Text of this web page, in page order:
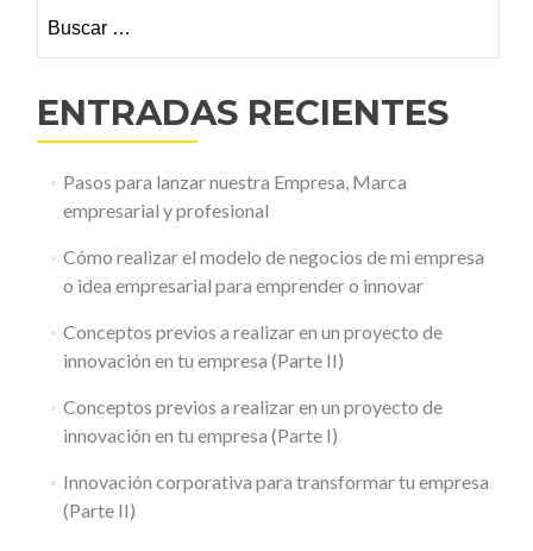
para
y
nuestro
producto
o
ENTRADAS RECIENTES
Pasos para lanzar nuestra Empresa, Marca
empresarial y profesional
Cómo realizar el modelo de negocios de mi empresa
o idea empresarial para emprender o innovar
Conceptos previos a realizar en un proyecto de
innovación en tu empresa (Parte II)
Conceptos previos a realizar en un proyecto de
innovación en tu empresa (Parte I)
Innovación corporativa para transformar tu empresa
(Parte II)